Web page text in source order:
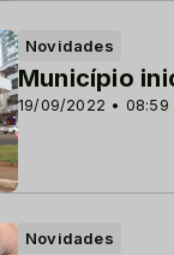
Novidades
19/09/2022 • 08:59
Município
Novidades